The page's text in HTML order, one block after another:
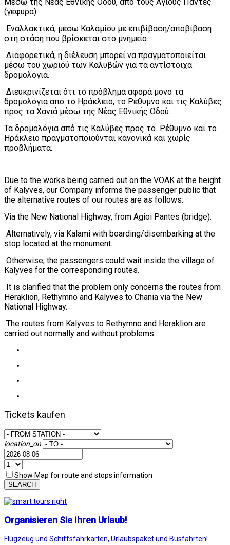
(γέφυρα).
Εναλλακτικά, μέσω Καλαμίου με επιβίβαση/αποβίβαση
στη στάση που βρίσκεται στο μνημείο.
Διαφορετικά, η διέλευση μπορεί να πραγματοποιείται
μέσω του χωριού των Καλυβών για τα αντίστοιχα
δρομολόγια.
Διευκρινίζεται ότι το πρόβλημα αφορά μόνο τα
δρομολόγια από το Ηράκλειο, το Ρέθυμνο και τις Καλύβες
προς τα Χανιά μέσω της Νέας Εθνικής Οδού.
Τα δρομολόγια από τις Καλύβες προς το Ρέθυμνο και το
Ηράκλειο πραγματοποιούνται κανονικά και χωρίς
προβλήματα.
Due to the works being carried out on the VOAK at the height
of Kalyves, our Company informs the passenger public that
the alternative routes of our routes are as follows:
Via the New National Highway, from Agioi Pantes (bridge).
Alternatively, via Kalami with boarding/disembarking at the
stop located at the monument.
Otherwise, the passengers could wait inside the village of
Kalyves for the corresponding routes.
It is clarified that the problem only concerns the routes from
Heraklion, Rethymno and Kalyves to Chania via the New
National Highway.
The routes from Kalyves to Rethymno and Heraklion are
carried out normally and without problems.
Tickets kaufen
location_on
Show Map for route and stops information
SEARCH
Organisieren Sie Ihren Urlaub!
Flugzeug und Schiffsfahrkarten, Urlaubspaket und Busfahrten!